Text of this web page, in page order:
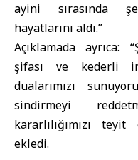
ayini sırasında
hayatlarını aldı.”
Açıklamada ayrıca:
şifası ve kederli
dualarımızı
sindirmeyi
kararlılığımızı
ekledi.